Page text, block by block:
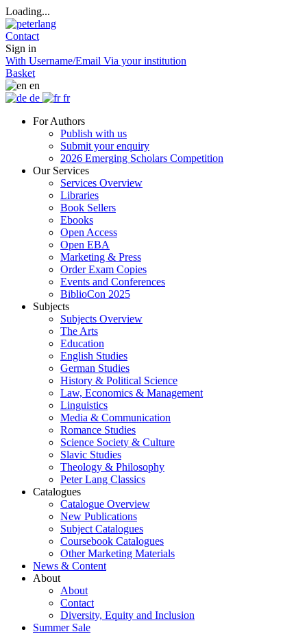
Loading...
Contact
Sign in
With Username/Email Via your institution
Basket
en
de
fr
For Authors
Publish with us
Submit your enquiry
2026 Emerging Scholars Competition
Our Services
Services Overview
Libraries
Book Sellers
Ebooks
Open Access
Open EBA
Marketing & Press
Order Exam Copies
Events and Conferences
BiblioCon 2025
Subjects
Subjects Overview
The Arts
Education
English Studies
German Studies
History & Political Science
Law, Economics & Management
Linguistics
Media & Communication
Romance Studies
Science Society & Culture
Slavic Studies
Theology & Philosophy
Peter Lang Classics
Catalogues
Catalogue Overview
New Publications
Subject Catalogues
Coursebook Catalogues
Other Marketing Materials
News & Content
About
About
Contact
Diversity, Equity and Inclusion
Summer Sale